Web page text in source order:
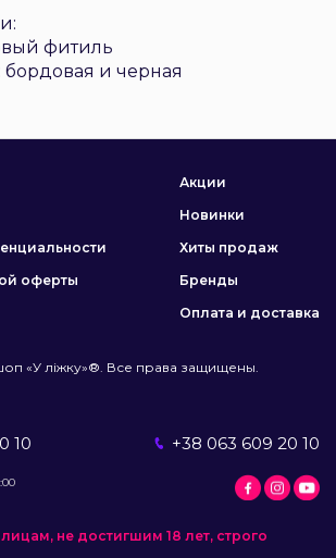
фитиль
бордовая и черная
оферты
Акции
Новинки
Хиты продаж
Бренды
Оплата и доставка
«У ліжку»®. Все права защищены.
10 +38 063 609 20 10
не достигшим 18 лет, строго